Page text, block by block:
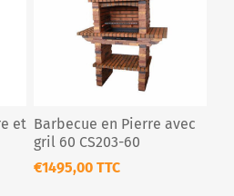
et Barbecue en Pierre avec
gril 60 CS203-60
€1495,00 TTC